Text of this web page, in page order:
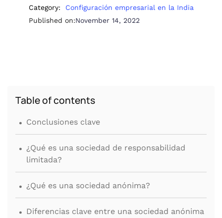
Category:
Configuración empresarial en la India
Published on:November 14, 2022
Table of contents
. Conclusiones clave
. ¿Qué es una sociedad de responsabilidad
limitada?
. ¿Qué es una sociedad anónima?
. Diferencias clave entre una sociedad anónima